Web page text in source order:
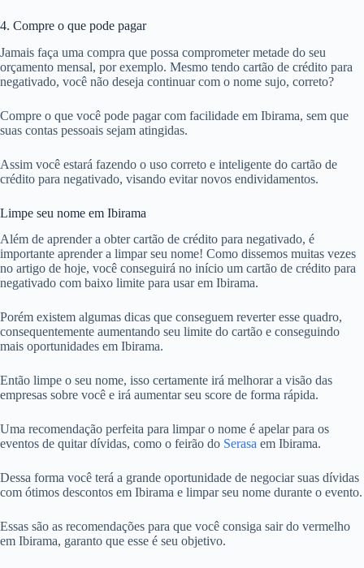
4. Compre o que pode pagar
Jamais faça uma compra que possa comprometer metade do seu
orçamento mensal, por exemplo. Mesmo tendo cartão de crédito para
negativado, você não deseja continuar com o nome sujo, correto?
Compre o que você pode pagar com facilidade em Ibirama, sem que
suas contas pessoais sejam atingidas.
Assim você estará fazendo o uso correto e inteligente do cartão de
crédito para negativado, visando evitar novos endividamentos.
Limpe seu nome em Ibirama
Além de aprender a obter cartão de crédito para negativado, é
importante aprender a limpar seu nome! Como dissemos muitas vezes
no artigo de hoje, você conseguirá no início um cartão de crédito para
negativado com baixo limite para usar em Ibirama.
Porém existem algumas dicas que conseguem reverter esse quadro,
consequentemente aumentando seu limite do cartão e conseguindo
mais oportunidades em Ibirama.
Então limpe o seu nome, isso certamente irá melhorar a visão das
empresas sobre você e irá aumentar seu score de forma rápida.
Uma recomendação perfeita para limpar o nome é apelar para os
eventos de quitar dívidas, como o feirão do Serasa em Ibirama.
Dessa forma você terá a grande oportunidade de negociar suas dívidas
com ótimos descontos em Ibirama e limpar seu nome durante o evento.
Essas são as recomendações para que você consiga sair do vermelho
em Ibirama, garanto que esse é seu objetivo.